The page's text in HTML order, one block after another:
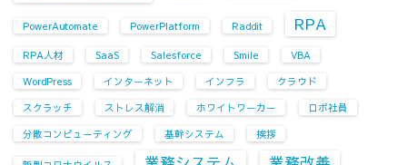
PowerAutomate PowerPlatform Raddit RPA
RPA人材 SaaS Salesforce Smile
VBA
WordPress
インターネット インフラ
クラウド
スクラッチ
ストレス解消 ホワイトワーカー
ロボ社員
分散コンピューティング
基幹システム 挨拶